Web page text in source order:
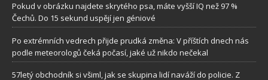
Pokud v obrázku najdete skrytého psa, máte vyšší IQ než 97 %
Čechů. Do 15 sekund uspějí jen géniové
Po extrémních vedrech přijde prudká změna: V příštích dnech nás
podle meteorologů čeká počasí, jaké už nikdo nečekal
57letý obchodník si všiml, jak se skupina lidí naváží do policie. Z